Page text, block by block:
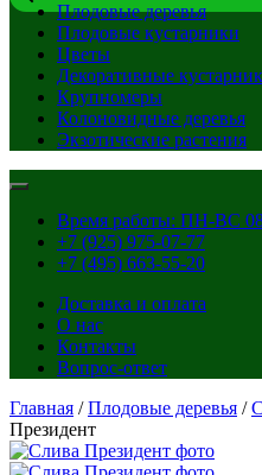
Плодовые деревья
Плодовые кустарники
Цветы
Декоративные
Крупномеры
Колоновидные деревья
Экзотические растения
Время работы: ПН-ВС
+7 (925) 975-07-77
+7 (495) 663-55-20
Доставка и оплата
О нас
Контакты
Вопрос-ответ
Главная /Плодовые деревья /
Президент